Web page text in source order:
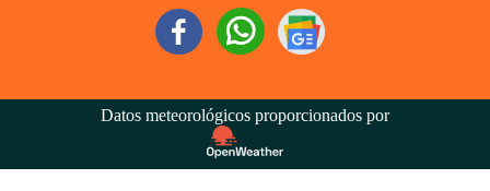
Datos meteorológicos proporcionados por